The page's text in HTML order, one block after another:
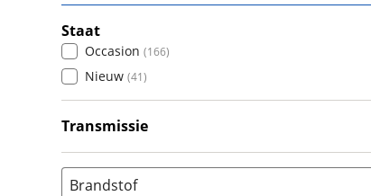
Staat
Occasion (166)
Nieuw (41)
Transmissie
Automatisch (19)
Brandstof